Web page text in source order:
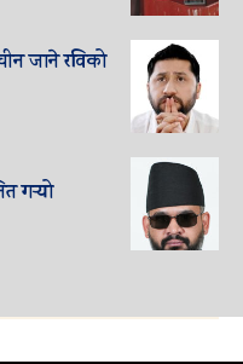
जाने रविको
गर्‍यो